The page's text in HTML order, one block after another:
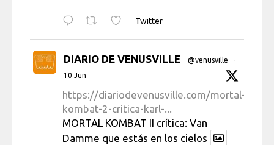
Twitter
DIARIO DE VENUSVILLE @venusville
·
10 Jun
https://diariodevenusville.com/mortal-
kombat-2-critica-karl-...
MORTAL KOMBAT II crítica: Van
Damme que estás en los cielos